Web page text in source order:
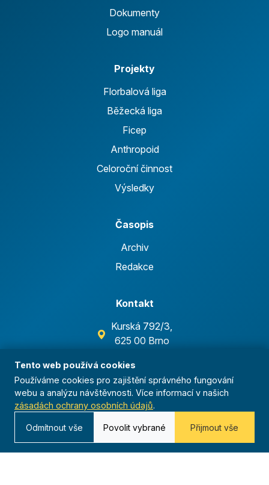
Dokumenty
Logo manuál
Projekty
Florbalová liga
Běžecká liga
Ficep
Anthropoid
Celoroční činnost
Výsledky
Časopis
Archiv
Redakce
Kontakt
Kurská 792/3,
625 00 Brno
IČO 00544833
ustredi@orel.cz
Kontaktujte nás
Tento web používá cookies
Používáme cookies pro zajištění správného fungování
webu a analýzu návštěvnosti. Více informací v našich
zásadách ochrany osobních údajů.
Odmítnout vše Povolit vybrané Přijmout vše